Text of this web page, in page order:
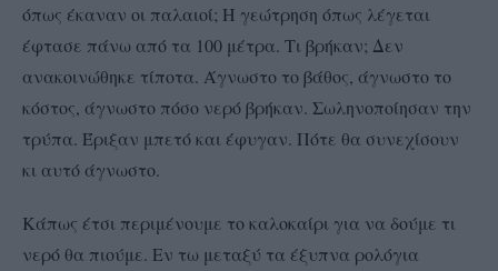
όπως έκαναν οι παλαιοί; Η γεώτρηση όπως λέγεται
έφτασε πάνω από τα 100 μέτρα. Τι βρήκαν; Δεν
ανακοινώθηκε τίποτα. Άγνωστο το βάθος, άγνωστο το
κόστος, άγνωστο πόσο νερό βρήκαν. Σωληνοποίησαν την
τρύπα. Έριξαν μπετό και έφυγαν. Πότε θα συνεχίσουν
κι αυτό άγνωστο.
Κάπως έτσι περιμένουμε το καλοκαίρι για να δούμε τι
νερό θα πιούμε. Εν τω μεταξύ τα έξυπνα ρολόγια